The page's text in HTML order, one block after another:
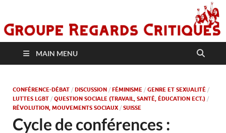
MAIN MENU
CONFÉRENCE-DÉBAT / DISCUSSION / FÉMINISME / GENRE ET SEXUALITÉ /
LUTTES LGBT / QUESTION SOCIALE (TRAVAIL, SANTÉ, ÉDUCATION ECT.) /
RÉVOLUTION, MOUVEMENTS SOCIAUX / SUISSE
Cycle de conférences :